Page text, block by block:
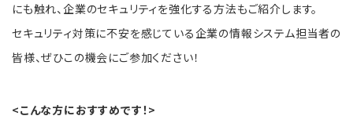
にも触れ、企業のセキュリティを強化する方法もご紹介します。
セキュリティ対策に不安を感じている企業の情報システム担当者の
皆様、ぜひこの機会にご参加ください！
<こんな方におすすめです！>